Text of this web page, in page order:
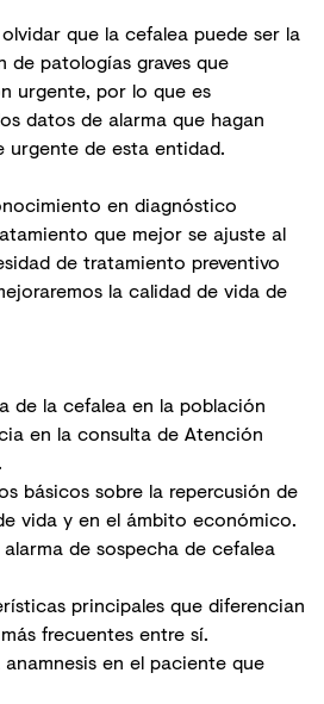
que la cefalea puede ser la
de patologías graves que
urgente, por lo que es
datos de alarma que hagan
urgente de esta entidad.
en diagnóstico
que mejor se ajuste al
de tratamiento preventivo
la calidad de vida de
de la cefalea en la población
en la consulta de Atención
básicos sobre la repercusión de
vida y en el ámbito económico.
de sospecha de cefalea
principales que diferencian
frecuentes entre sí.
en el paciente que